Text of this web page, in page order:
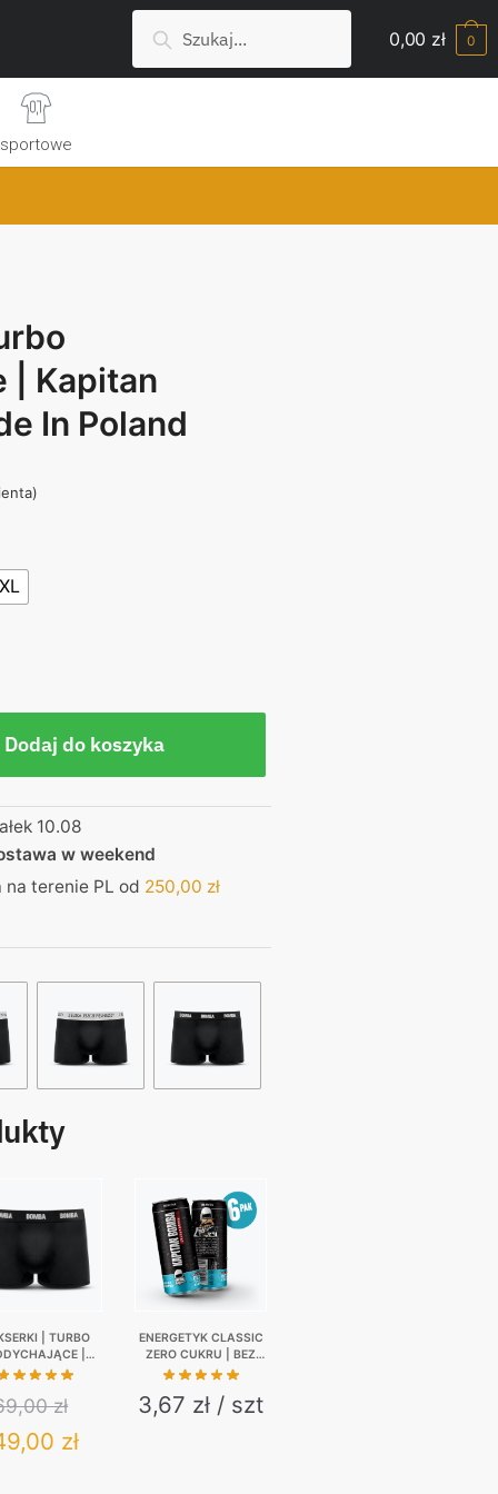
0,00 zł 0
Search
sportowe
| Kapitan
In Poland
Dodaj do koszyka
10.08
w weekend
terenie PL od 250,00 zł
| TURBO
|
BOMBA |
GUMA
zł
złCurrent
ENERGETYK CLASSIC
ZERO CUKRU | BEZ
KAUCJI | 6-PAK | 6 X
3,67 zł / szt